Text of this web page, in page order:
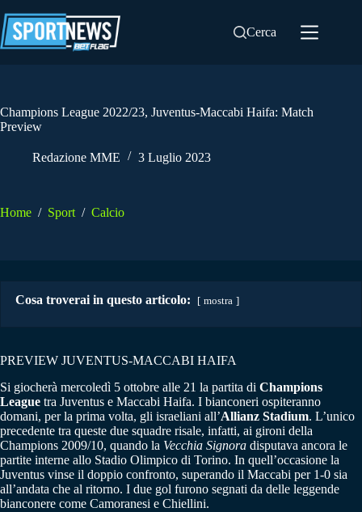
al
contenuto
Cerca
Champions League 2022/23, Juventus-Maccabi Haifa: Match
Preview
Redazione MME 3 Luglio 2023
Home / Sport / Calcio
Cosa troverai in questo articolo: mostra
PREVIEW JUVENTUS-MACCABI HAIFA
Si giocherà mercoledì 5 ottobre alle 21 la partita di Champions
League tra Juventus e Maccabi Haifa. I bianconeri ospiteranno
domani, per la prima volta, gli israeliani all’Allianz Stadium. L’unico
precedente tra queste due squadre risale, infatti, ai gironi della
Champions 2009/10, quando la Vecchia Signora disputava ancora le
partite interne allo Stadio Olimpico di Torino. In quell’occasione la
Juventus vinse il doppio confronto, superando il Maccabi per 1-0 sia
all’andata che al ritorno. I due gol furono segnati da delle leggende
bianconere come Camoranesi e Chiellini.